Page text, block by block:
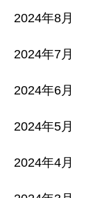
2024年8月
2024年7月
2024年6月
2024年5月
2024年4月